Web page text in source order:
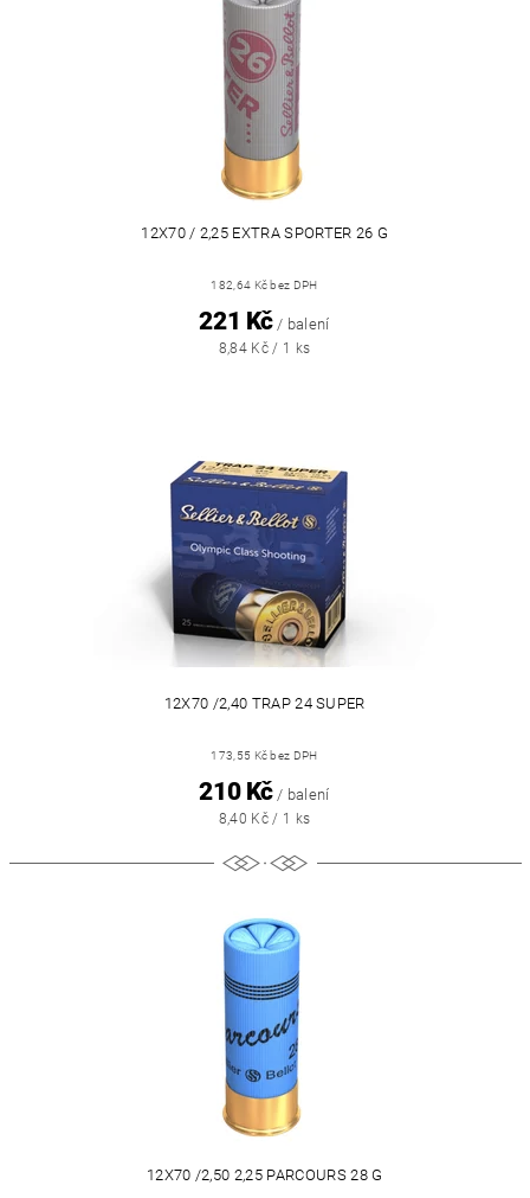
12X70 / 2,25 EXTRA SPORTER 26 G
182,64 Kč bez DPH
221 Kč / balení
8,84 Kč / 1 ks
12X70 /2,40 TRAP 24 SUPER
173,55 Kč bez DPH
210 Kč / balení
8,40 Kč / 1 ks
12X70 /2,50 2,25 PARCOURS 28 G